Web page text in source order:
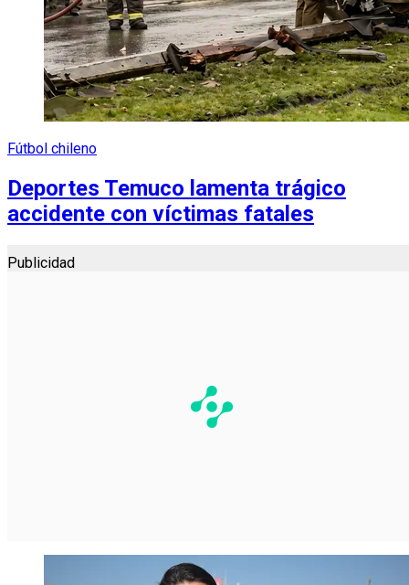
Fútbol chileno
Deportes Temuco lamenta trágico
accidente con víctimas fatales
Publicidad